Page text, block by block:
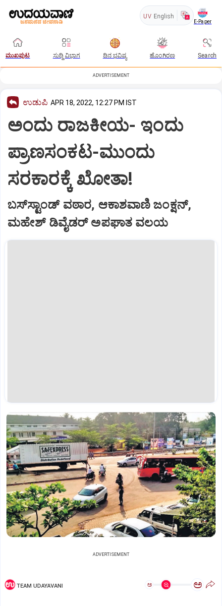
UV English
E-Paper
ಮುಖಪುಟ ಸುದ್ದಿ ವಿಭಾಗ ದಿನ ಭವಿಷ್ಯ ಹೊಂಗಿರಣ Search
ADVERTISEMENT
ಉಡುಪಿ APR 18, 2022, 12:27 PM IST
ಅಂದು ರಾಜಕೀಯ- ಇಂದು
ಪ್ರಾಣಸಂಕಟ-ಮುಂದು
ಸರಕಾರಕ್ಕೆ ಖೋತಾ!
ಬಸ್‌ಸ್ಟಾಂಡ್‌ ವಠಾರ, ಆಕಾಶವಾಣಿ ಜಂಕ್ಷನ್‌,
ಮಹೇಶ್‌ ಡಿವೈಡರ್‌ ಅಪಘಾತ ವಲಯ
ADVERTISEMENT
TEAM UDAYAVANI ಅ ಅ